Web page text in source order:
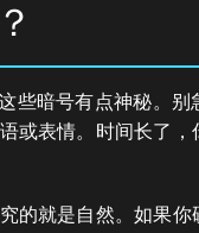
些暗号有点神秘。别
或表情。时间长了
的就是自然。如果